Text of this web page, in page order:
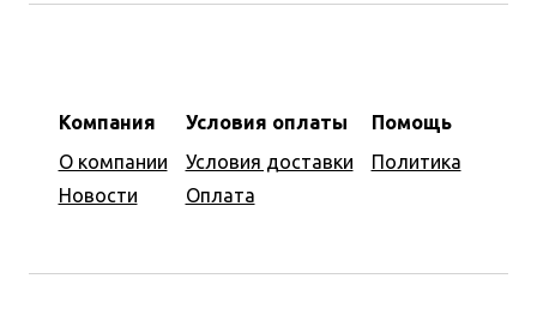
Компания
О компании
Новости
Условия оплаты
Условия доставки
Оплата
Помощь
Политика